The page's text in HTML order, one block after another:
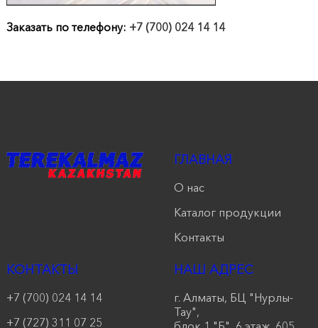
Каталог
продукции
Заказать по телефону: +7 (700) 024 14 14
ГЛАВНАЯ
О нас
Каталог продукции
Контакты
КОНТАКТЫ
+7 (700) 024 14 14
+7 (727) 311 07 25
НАШ АДРЕС
г. Алматы, БЦ "Нурлы-
Тау",